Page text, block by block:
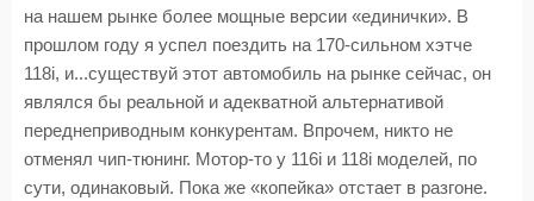
на нашем рынке более мощные версии «единички». В
прошлом году я успел поездить на 170-сильном хэтче
118i, и...существуй этот автомобиль на рынке сейчас, он
являлся бы реальной и адекватной альтернативой
переднеприводным конкурентам. Впрочем, никто не
отменял чип-тюнинг. Мотор-то у 116i и 118i моделей, по
сути, одинаковый. Пока же «копейка» отстает в разгоне.